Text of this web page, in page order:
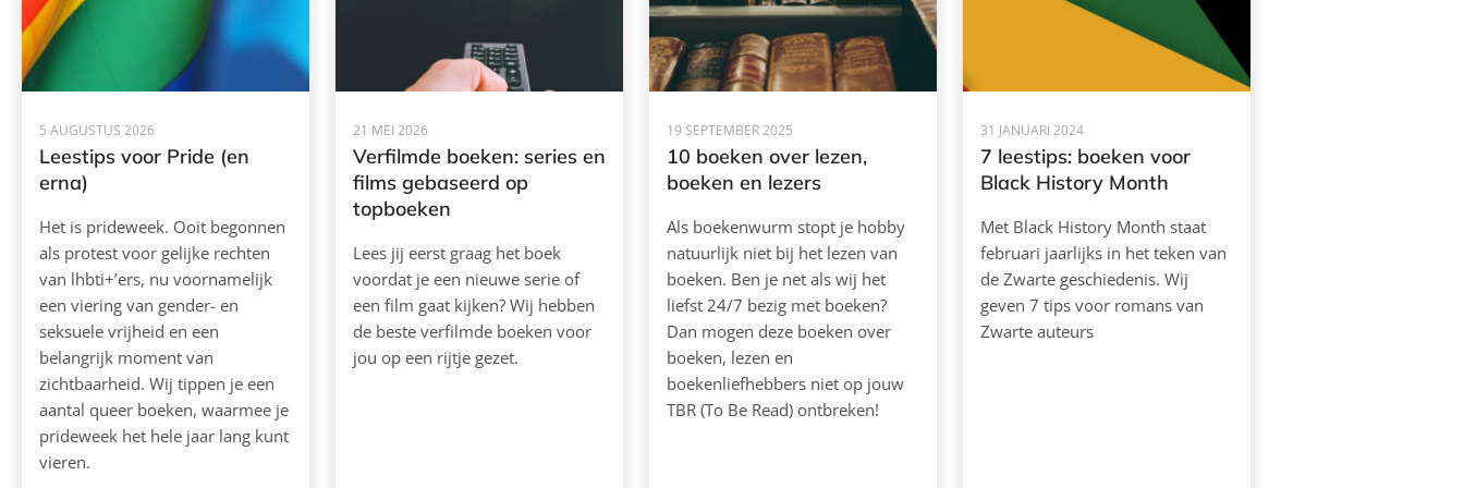
5 AUGUSTUS 2026
Leestips voor Pride (en
erna)
Het is prideweek. Ooit begonnen
als protest voor gelijke rechten
van lhbti+’ers, nu voornamelijk
een viering van gender- en
seksuele vrijheid en een
belangrijk moment van
zichtbaarheid. Wij tippen je een
aantal queer boeken, waarmee je
prideweek het hele jaar lang kunt
vieren.
21 MEI 2026
Verfilmde boeken: series en
films gebaseerd op
topboeken
Lees jij eerst graag het boek
voordat je een nieuwe serie of
een film gaat kijken? Wij hebben
de beste verfilmde boeken voor
jou op een rijtje gezet.
19 SEPTEMBER 2025
10 boeken over lezen,
boeken en lezers
Als boekenwurm stopt je hobby
natuurlijk niet bij het lezen van
boeken. Ben je net als wij het
liefst 24/7 bezig met boeken?
Dan mogen deze boeken over
boeken, lezen en
boekenliefhebbers niet op jouw
TBR (To Be Read) ontbreken!
31 JANUARI 2024
7 leestips: boeken voor
Black History Month
Met Black History Month staat
februari jaarlijks in het teken van
de Zwarte geschiedenis. Wij
geven 7 tips voor romans van
Zwarte auteurs